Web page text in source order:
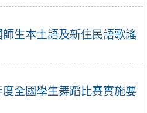
生本土語及新住民語歌謠
全國學生舞蹈比賽實施要